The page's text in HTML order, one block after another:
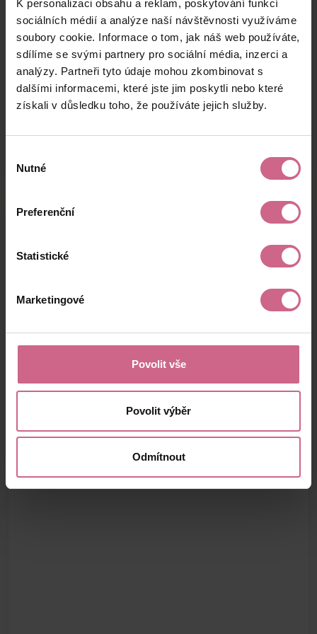
K personalizaci obsahu a reklam, poskytování funkcí
sociálních médií a analýze naší návštěvnosti využíváme
soubory cookie. Informace o tom, jak náš web používáte,
sdílíme se svými partnery pro sociální média, inzerci a
analýzy. Partneři tyto údaje mohou zkombinovat s
dalšími informacemi, které jste jim poskytli nebo které
získali v důsledku toho, že používáte jejich služby.
souhlasu
Nutné
Preferenční
Statistické
Marketingové
Povolit vše
Povolit výběr
Odmítnout
S****
M****
3. 6. 2026
21:28:40
M****
H****
10 000 Kč
3. 6. 2026
21:24:28
200 Kč
S****
V****
600 Kč
3. 6. 2026
20:51:23
12 Kč
keyboard_arrow_left keyboard_arrow_right